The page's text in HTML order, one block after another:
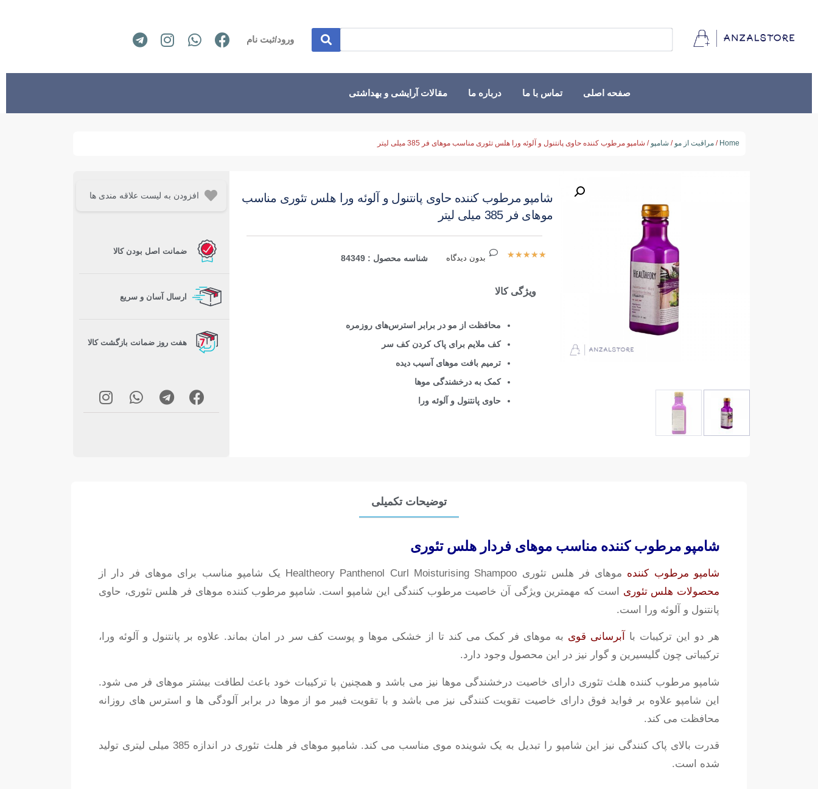
ورود/ثبت نام
صفحه اصلی تماس با ما درباره ما مقالات آرایشی و بهداشتی
Home
/مراقبت از مو / شامپو / شامپو مرطوب کننده حاوی پانتنول و آلوئه ورا هلس تئوری مناسب موهای فر 385 میلی لیتر
شامپو مرطوب کننده حاوی پانتنول و آلوئه ورا هلس تئوری مناسب
موهای فر 385 میلی لیتر
★
★
★
★
★ بدون دیدگاه شناسه محصول : 84349
ویژگی کالا
محافظت از مو در برابر استرس‌های روزمره
کف ملایم برای پاک کردن کف سر
ترمیم بافت موهای آسیب دیده
کمک به درخشندگی موها
حاوی پانتنول و آلوئه ورا
افزودن به لیست علاقه مندی ها
ضمانت اصل بودن کالا
ارسال آسان و سریع
هفت روز ضمانت بازگشت کالا
توضیحات تکمیلی
شامپو مرطوب کننده مناسب موهای فردار هلس تئوری
شامپو مرطوب کننده موهای فر هلس تئوری Healtheory Panthenol Curl Moisturising Shampoo یک شامپو مناسب برای موهای فر دار از
محصولات هلس تئوری است که مهمترین ویژگی آن خاصیت مرطوب کنندگی این شامپو است. شامپو مرطوب کننده موهای فر هلس تئوری، حاوی
پانتنول و آلوئه ورا است.
هر دو این ترکیبات با آبرسانی قوی به موهای فر کمک می کند تا از خشکی موها و پوست کف سر در امان بماند. علاوه بر پانتنول و آلوئه ورا،
ترکیباتی چون گلیسیرین و گوار نیز در این محصول وجود دارد.
شامپو مرطوب کننده هلث تئوری دارای خاصیت درخشندگی موها نیز می باشد و همچنین با ترکیبات خود باعث لطافت بیشتر موهای فر می شود.
این شامپو علاوه بر فواید فوق دارای خاصیت تقویت کنندگی نیز می باشد و با تقویت فیبر مو از موها در برابر آلودگی ها و استرس های روزانه
محافظت می کند.
قدرت بالای پاک کنندگی نیز این شامپو را تبدیل به یک شوینده موی مناسب می کند. شامپو موهای فر هلث تئوری در اندازه 385 میلی لیتری تولید
شده است.